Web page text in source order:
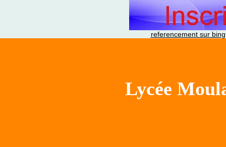
referencement sur bing
Lycée